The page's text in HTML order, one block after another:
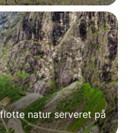
natur serveret på